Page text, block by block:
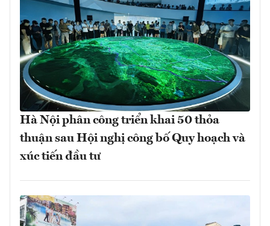
Hà Nội phân công triển khai 50 thỏa
thuận sau Hội nghị công bố Quy hoạch và
xúc tiến đầu tư